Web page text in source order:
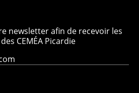
newsletter afin de recevoir les
CEMÉA Picardie